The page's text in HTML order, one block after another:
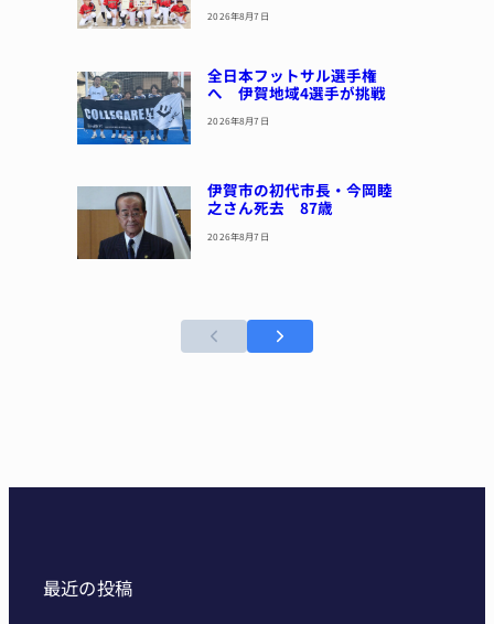
2026年8月7日
全日本フットサル選手権
へ 伊賀地域4選手が挑戦
2026年8月7日
伊賀市の初代市長・今岡睦
之さん死去 87歳
2026年8月7日
最近の投稿